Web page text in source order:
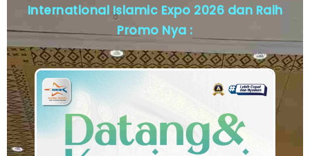
International Islamic Expo 2026 dan Raih
Promo Nya :